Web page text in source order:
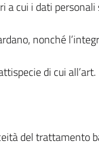
cui i dati
nonché
di cui all’art.
del trattamento